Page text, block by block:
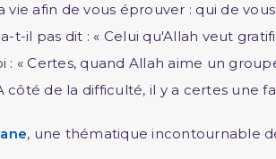
afin de vous éprouver : qui de
il pas dit : « Celui qu'Allah veut
Certes, quand Allah aime un
de la difficulté, il y a certes une
, une thématique incontournable